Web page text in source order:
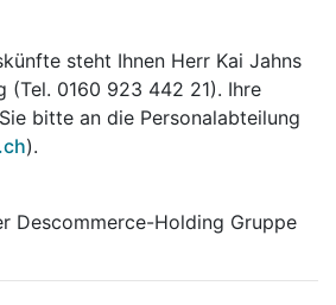
steht Ihnen Herr Kai Jahns
(Tel. 0160 923 442 21). Ihre
bitte an die Personalabteilung
).
Descommerce-Holding Gruppe